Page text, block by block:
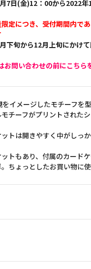
7日(金)12：00から2022年
定につき、受付期間内で
下旬から12月上旬にかけ
お問い合わせの前にこちら
をイメージしたモチーフを
チーフがプリントされた
トは開きやすく中がしっ
トもあり、付属のカード
ちょっとしたお買い物に使